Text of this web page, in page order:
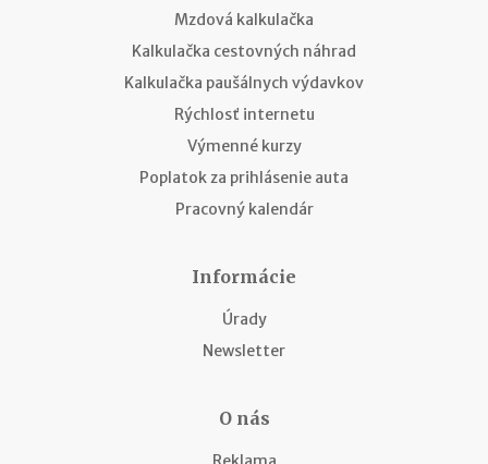
Mzdová kalkulačka
Kalkulačka cestovných náhrad
Kalkulačka paušálnych výdavkov
Rýchlosť internetu
Výmenné kurzy
Poplatok za prihlásenie auta
Pracovný kalendár
Informácie
Úrady
Newsletter
O nás